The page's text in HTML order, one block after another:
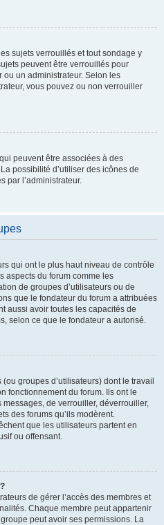
sujets verrouillés et tout sondage y
peuvent être verrouillés pour
un administrateur. Selon les
vous pouvez ou non verrouiller
peuvent être associées à des
possibilité d’utiliser des icônes de
par l’administrateur.
qui ont le plus haut niveau de contrôle
aspects du forum comme les
de groupes d’utilisateurs ou de
que le fondateur du forum a attribuées
aussi avoir toutes les capacités de
selon ce que le fondateur a autorisé.
groupes d’utilisateurs) dont le travail
fonctionnement du forum. Ils ont le
de verrouiller, déverrouiller,
des forums qu’ils modèrent.
que les utilisateurs partent en
ou offensant.
de gérer l’accès des membres et
Chaque membre peut appartenir
peut avoir ses permissions. La